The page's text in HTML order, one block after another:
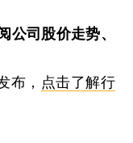
公司股价走势、
， 点击了解行